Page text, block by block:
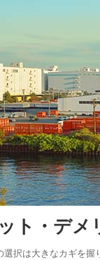
ト・デ
択は大きなカギを